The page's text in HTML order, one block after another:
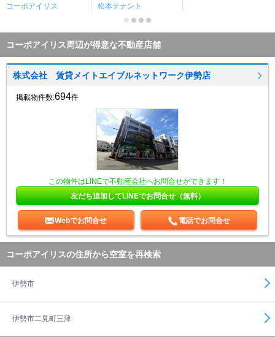
コーポアイリス 松本テナント
コーポアイリス周辺が得意な不動産店舗
株式会社 賃貸メイトエイブルネットワーク伊勢店
掲載物件数:694件
この物件はLINEで不動産会社へお問合せができます！
友だち追加してLINEでお問合せ（無料）
Webでお問合せ 電話でお問合せ
コーポアイリスの住所から空室を再検索
伊勢市
伊勢市二見町三津